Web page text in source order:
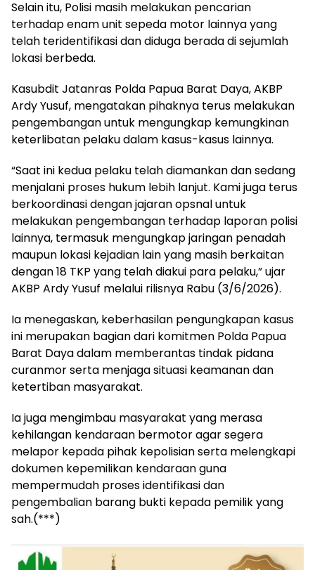
Selain itu, Polisi masih melakukan pencarian
terhadap enam unit sepeda motor lainnya yang
telah teridentifikasi dan diduga berada di sejumlah
lokasi berbeda.
Kasubdit Jatanras Polda Papua Barat Daya, AKBP
Ardy Yusuf, mengatakan pihaknya terus melakukan
pengembangan untuk mengungkap kemungkinan
keterlibatan pelaku dalam kasus-kasus lainnya.
“Saat ini kedua pelaku telah diamankan dan sedang
menjalani proses hukum lebih lanjut. Kami juga terus
berkoordinasi dengan jajaran opsnal untuk
melakukan pengembangan terhadap laporan polisi
lainnya, termasuk mengungkap jaringan penadah
maupun lokasi kejadian lain yang masih berkaitan
dengan 18 TKP yang telah diakui para pelaku,” ujar
AKBP Ardy Yusuf melalui rilisnya Rabu (3/6/2026).
Ia menegaskan, keberhasilan pengungkapan kasus
ini merupakan bagian dari komitmen Polda Papua
Barat Daya dalam memberantas tindak pidana
curanmor serta menjaga situasi keamanan dan
ketertiban masyarakat.
Ia juga mengimbau masyarakat yang merasa
kehilangan kendaraan bermotor agar segera
melapor kepada pihak kepolisian serta melengkapi
dokumen kepemilikan kendaraan guna
mempermudah proses identifikasi dan
pengembalian barang bukti kepada pemilik yang
sah.(***)